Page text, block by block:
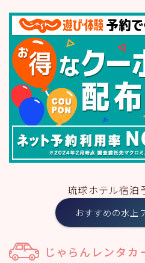
琉球ホテル宿泊
おすすめの水上
じゃらんレンタカ